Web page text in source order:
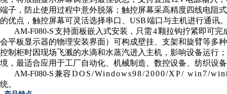
端子，防止使用过程中意外脱落；触控屏幕采高精度四线电阻
的优点，触控屏幕可灵活选择串口、USB端口与主机进行通讯
AM-F080-S支持面板嵌入式安装，只 需4颗拉钩拧紧即可完
会平板显示器的物理安装界面）可构成壁挂、支架和旋臂等多
控制柜时因现场飞溅的水滴和水蒸汽进入主机，影响设备运行
境，最适合应用于工厂自动化、机械制造、数控设备、纺织设
AM-F080-S兼容DOS/Windows98/2000/XP/ win7/
统。